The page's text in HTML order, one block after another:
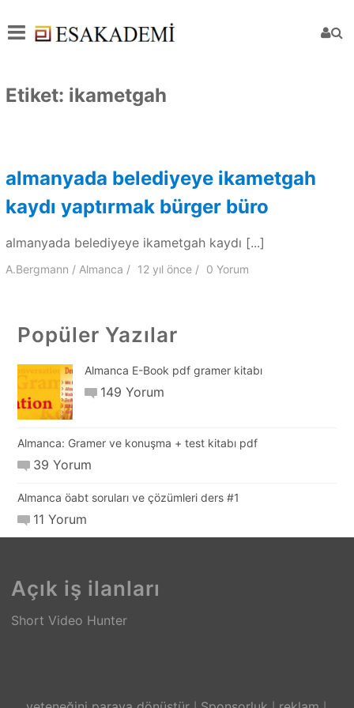
Etiket: ikametgah
almanyada belediyeye ikametgah
kaydı yaptırmak bürger büro
almanyada belediyeye ikametgah kaydı [...]
A.Bergmann Almanca 12 yılönce 0 Yorum
Popüler Yazılar
Almanca E-Book pdf gramer kitabı
149 Yorum
Almanca: Gramer ve konuşma + test kitabı pdf
39 Yorum
Almanca öabt soruları ve çözümleri ders #1
11 Yorum
Açık iş ilanları
Short Video Hunter